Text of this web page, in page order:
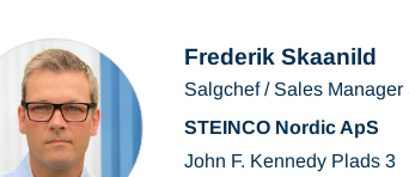
Frederik Skaanild
Salgchef / Sales
STEINCO Nordic ApS
John F. Kennedy Plads 3